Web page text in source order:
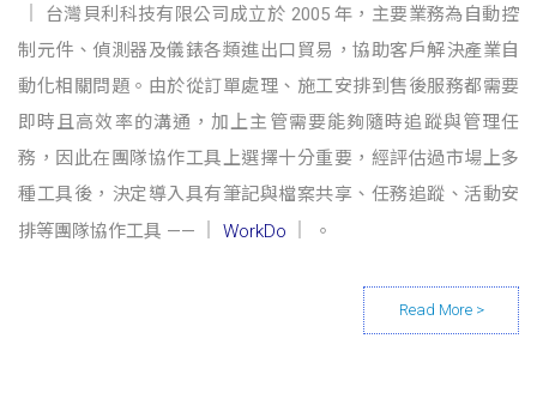
台灣貝利科技有限公司成立於 2005 年，主要業務為自動控
制元件、偵測器及儀錶各類進出口貿易，協助客戶解決產業自
動化相關問題。由於從訂單處理、施工安排到售後服務都需要
即時且高效率的溝通，加上主管需要能夠隨時追蹤與管理任
務，因此在團隊協作工具上選擇十分重要，經評估過市場上多
種工具後，決定導入具有筆記與檔案共享、任務追蹤、活動安
排等團隊協作工具 ——
WorkDo 。